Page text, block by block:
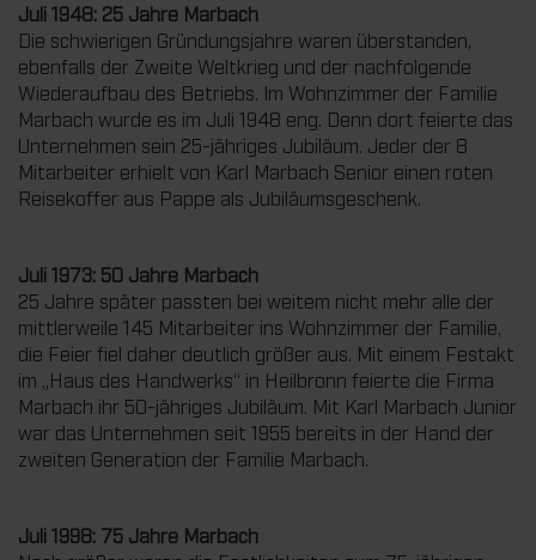
Juli 1948: 25 Jahre Marbach
Die schwierigen Gründungsjahre waren überstanden,
ebenfalls der Zweite Weltkrieg und der nachfolgende
Wiederaufbau des Betriebs. Im Wohnzimmer der Familie
Marbach wurde es im Juli 1948 eng. Denn dort feierte das
Unternehmen sein 25-jähriges Jubiläum. Jeder der 8
Mitarbeiter erhielt von Karl Marbach Senior einen roten
Reisekoffer aus Pappe als Jubiläumsgeschenk.
Juli 1973: 50 Jahre Marbach
25 Jahre später passten bei weitem nicht mehr alle der
mittlerweile 145 Mitarbeiter ins Wohnzimmer der Familie,
die Feier fiel daher deutlich größer aus. Mit einem Festakt
im „Haus des Handwerks“ in Heilbronn feierte die Firma
Marbach ihr 50-jähriges Jubiläum. Mit Karl Marbach Junior
war das Unternehmen seit 1955 bereits in der Hand der
zweiten Generation der Familie Marbach.
Juli 1998: 75 Jahre Marbach